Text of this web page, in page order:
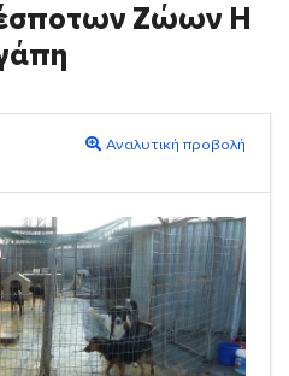
Ζώων Η
Αναλυτική προβολή